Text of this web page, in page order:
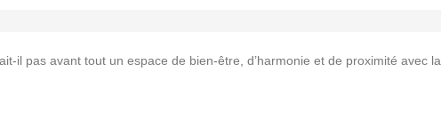
il pas avant tout un espace de bien-être, d’harmonie et de proximité avec la